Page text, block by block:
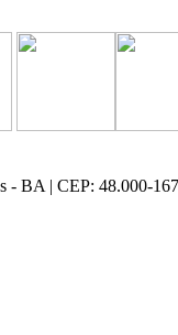
- BA | CEP: